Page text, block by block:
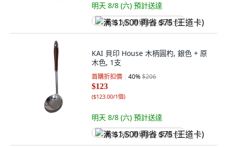
明天 8/8 (六) 預計送達
满 $1,500 再省 $75 (王道卡)
KAI 貝印 House 木柄圓杓, 銀色 + 原
木色, 1支
首購折扣價 40%$206
$123
($123.00/1個)
明天 8/8 (六) 預計送達
满 $1,500 再省 $75 (王道卡)